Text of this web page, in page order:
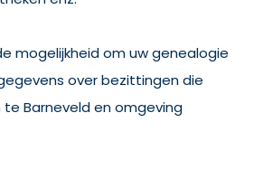
mogelijkheid om uw genealogie
over bezittingen die
Barneveld en omgeving